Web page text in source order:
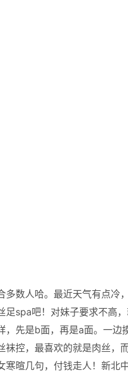
数人哈。最近天气有点冷
足spa吧！对妹子要求不高
，先是b面，再是a面。一边
袜控，最喜欢的就是肉丝，
寒暄几句，付钱走人！新北